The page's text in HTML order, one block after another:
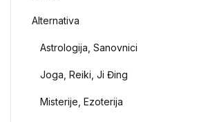
Alternativa
Astrologija, Sanovnici
Joga, Reiki, Ji Đing
Misterije, Ezoterija